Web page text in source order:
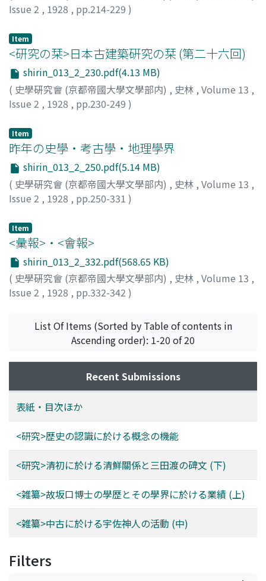
Issue 2 , 1928 , pp.214-229 )
Item
<研究の栞>日本古建築硏究の栞 (第二十六回)
shirin_013_2_230.pdf(4.13 MB)
( 史學硏究會 (京都帝國大學文學部内) , 史林 , Volume 13 ,
Issue 2 , 1928 , pp.230-249 )
Item
昨年の史學・考古學・地理學界
shirin_013_2_250.pdf(5.14 MB)
( 史學硏究會 (京都帝國大學文學部内) , 史林 , Volume 13 ,
Issue 2 , 1928 , pp.250-331 )
Item
<彙報>・<會報>
shirin_013_2_332.pdf(568.65 KB)
( 史學硏究會 (京都帝國大學文學部内) , 史林 , Volume 13 ,
Issue 2 , 1928 , pp.332-342 )
List Of Items (Sorted by Table of contents in
Ascending order): 1-20 of 20
Recent Submissions
表紙・目次ほか
<研究>歴史の認識に於ける概念の機能
<研究>清初に於ける清鮮關係と三田渡の碑文 (下)
<雑纂>故坂口博士の學歴とその學界に於ける業績 (上)
<雑纂>中古に於ける宇佐神人の活動 (中)
Filters